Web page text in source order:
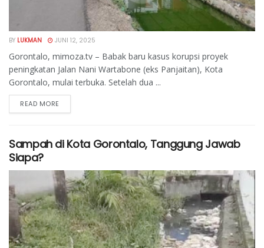
BY LUKMAN JUNI 12, 2025
Gorontalo, mimoza.tv – Babak baru kasus korupsi proyek
peningkatan Jalan Nani Wartabone (eks Panjaitan), Kota
Gorontalo, mulai terbuka. Setelah dua ...
READ MORE
Sampah di Kota Gorontalo, Tanggung Jawab
Siapa?